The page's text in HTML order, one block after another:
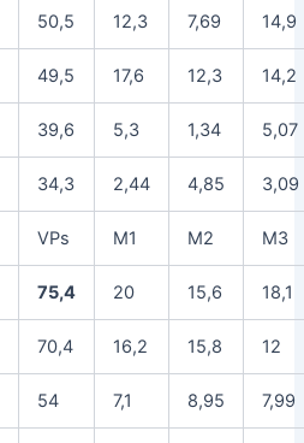
50,5 12,3 7,69 14,9
49,5 17,6 12,3 14,2
39,6 5,3 1,34 5,07
34,3 2,44 4,85 3,09
VPs M1 M2 M3
75,4 20 15,6 18,1
70,4 16,2 15,8 12
54 7,1 8,95 7,99